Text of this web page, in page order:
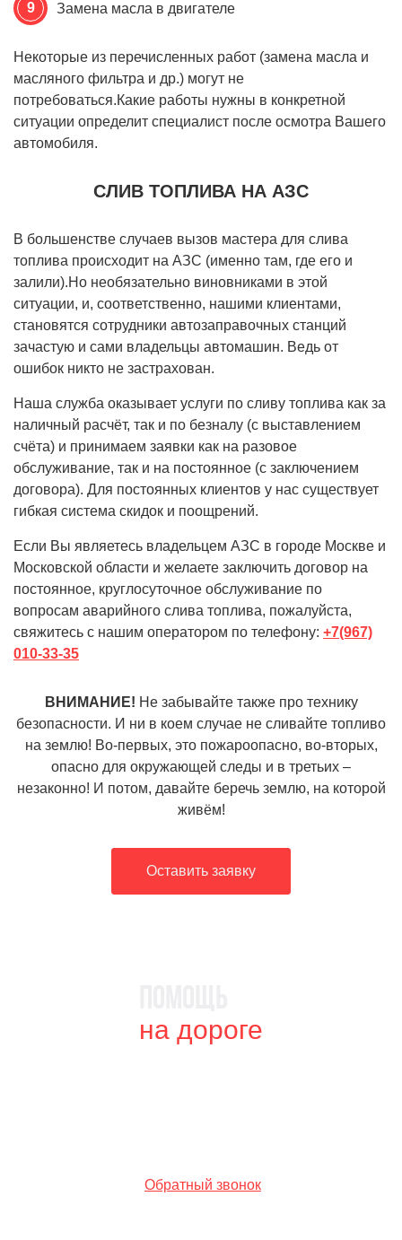
Замена масла в двигателе
Некоторые из перечисленных работ (замена масла и
масляного фильтра и др.) могут не
потребоваться.Какие работы нужны в конкретной
ситуации определит специалист после осмотра Вашего
автомобиля.
СЛИВ ТОПЛИВА НА АЗС
В большенстве случаев вызов мастера для слива
топлива происходит на АЗС (именно там, где его и
залили).Но необязательно виновниками в этой
ситуации, и, соответственно, нашими клиентами,
становятся сотрудники автозаправочных станций
зачастую и сами владельцы автомашин. Ведь от
ошибок никто не застрахован.
Наша служба оказывает услуги по сливу топлива как за
наличный расчёт, так и по безналу (с выставлением
счёта) и принимаем заявки как на разовое
обслуживание, так и на постоянное (с заключением
договора). Для постоянных клиентов у нас существует
гибкая система скидок и поощрений.
Если Вы являетесь владельцем АЗС в городе Москве и
Московской области и желаете заключить договор на
постоянное, круглосуточное обслуживание по
вопросам аварийного слива топлива, пожалуйста,
свяжитесь с нашим оператором по телефону: +7(967)
010-33-35
ВНИМАНИЕ! Не забывайте также про технику
безопасности. И ни в коем случае не сливайте топливо
на землю! Во-первых, это пожароопасно, во-вторых,
опасно для окружающей следы и в третьих –
незаконно! И потом, давайте беречь землю, на которой
живём!
Оставить заявку
на дороге
Обратный звонок